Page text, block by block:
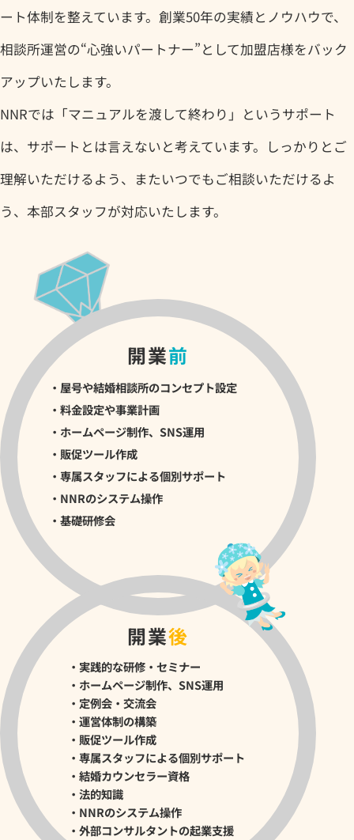
ート体制を整えています。創業50年の実績とノウハウで、
相談所運営の“心強いパートナー”として加盟店様をバック
アップいたします。
NNRでは「マニュアルを渡して終わり」というサポート
は、サポートとは言えないと考えています。しっかりとご
理解いただけるよう、またいつでもご相談いただけるよ
う、本部スタッフが対応いたします。
開業前
・屋号や結婚相談所のコンセプト設定
・料金設定や事業計画
・ホームページ制作、SNS運用
・販促ツール作成
・専属スタッフによる個別サポート
・NNRのシステム操作
・基礎研修会
開業後
・実践的な研修・セミナー
・ホームページ制作、SNS運用
・定例会・交流会
・運営体制の構築
・販促ツール作成
・専属スタッフによる個別サポート
・結婚カウンセラー資格
・法的知識
・NNRのシステム操作
・外部コンサルタントの起業支援